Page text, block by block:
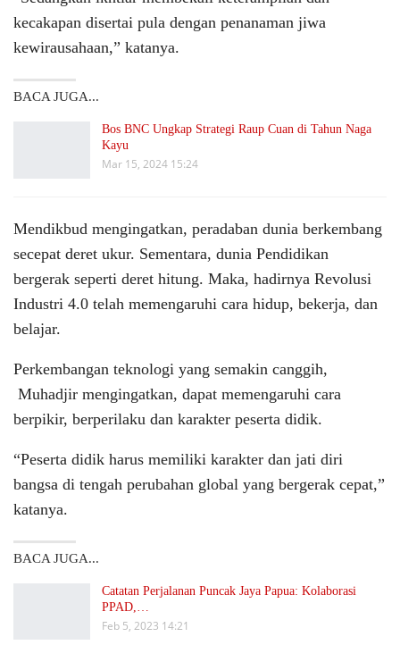
kecakapan disertai pula dengan penanaman jiwa
kewirausahaan,” katanya.
BACA JUGA...
Bos BNC Ungkap Strategi Raup Cuan di Tahun Naga
Kayu
Mar 15, 2024 15:24
Mendikbud mengingatkan, peradaban dunia berkembang
secepat deret ukur. Sementara, dunia Pendidikan
bergerak seperti deret hitung. Maka, hadirnya Revolusi
Industri 4.0 telah memengaruhi cara hidup, bekerja, dan
belajar.
Perkembangan teknologi yang semakin canggih,
Muhadjir mengingatkan, dapat memengaruhi cara
berpikir, berperilaku dan karakter peserta didik.
“Peserta didik harus memiliki karakter dan jati diri
bangsa di tengah perubahan global yang bergerak cepat,”
katanya.
BACA JUGA...
Catatan Perjalanan Puncak Jaya Papua: Kolaborasi
PPAD,…
Feb 5, 2023 14:21